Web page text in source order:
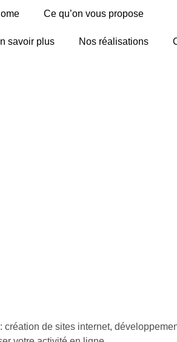
Ce qu’on vous propose
savoir plus Nos réalisations
de sites internet,